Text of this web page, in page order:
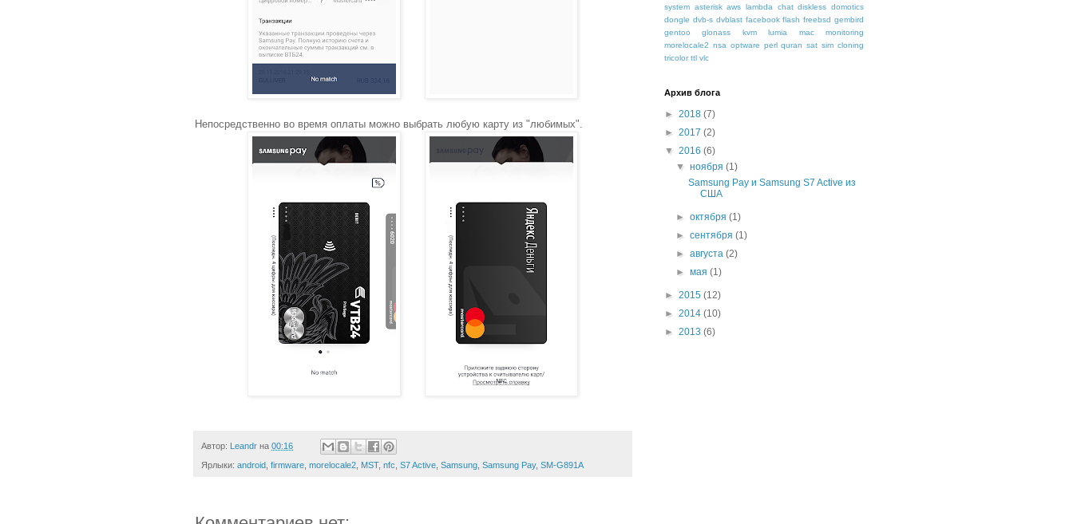
Непосредственно во время оплаты можно выбрать любую карту из "любимых".
Автор: Leandr на 00:16
Ярлыки: android, firmware, morelocale2, MST, nfc, S7 Active, Samsung, Samsung Pay, SM-G891A
system asterisk aws lambda chat diskless domotics
dongle dvb-s dvblast facebook flash freebsd gembird
gentoo
glonass kvm lumia mac
monitoring
morelocale2 nsa optware perl quran sat sim cloning
tricolor ttl vlc
Архив блога
► 2018 (7)
► 2017 (2)
▼ 2016 (6)
▼ноября(1)
Samsung Pay и Samsung S7 Active из
США
►октября(1)
►сентября(1)
►августа(2)
►мая(1)
► 2015 (12)
► 2014 (10)
► 2013 (6)